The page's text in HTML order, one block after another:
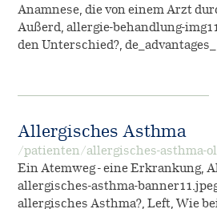
Anamnese, die von einem Arzt
Außerd, allergie-behandlung-
den Unterschied?,
Allergisches Asthma
/patienten/allergisches-asthma-
Ein Atemweg - eine Erkrankung,
allergisches-asthma-
allergisches Asthma?, Left, Wie